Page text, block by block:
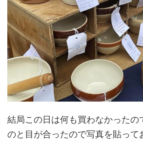
結局この日は何も買わなかったの
のと目が合ったので写真を貼って